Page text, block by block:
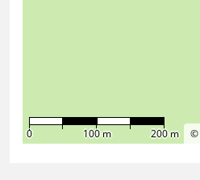
©
0 100 m 200 m